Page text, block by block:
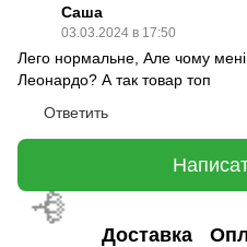
Саша
03.03.2024 в 17:50
Лего нормальне, Але чому
Леонардо? А так товар топ
Ответить
Доставка